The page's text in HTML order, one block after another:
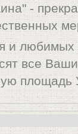
-
и
все